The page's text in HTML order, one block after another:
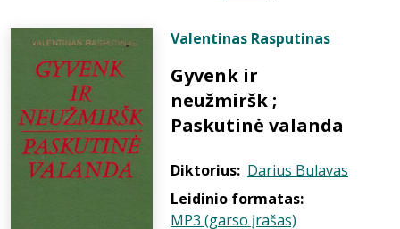
Valentinas Rasputinas
Gyvenk ir
neužmiršk ;
Paskutinė valanda
Diktorius: Darius Bulavas
Leidinio formatas:
MP3 (garso įrašas)